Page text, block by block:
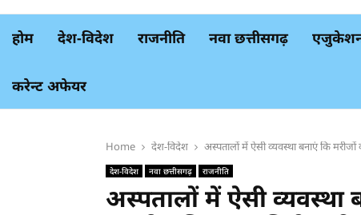
होम देश-विदेश राजनीति नवा छत्तीसगढ़
करेन्ट अफेयर
Home देश-विदेश अस्पतालों में ऐसी व्यवस्था बनाएं कि मरीजों
देश-विदेश नवा छत्तीसगढ़ राजनीति
अस्पतालों में ऐसी व्यवस्था